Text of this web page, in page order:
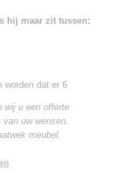
hij maar zit tussen:
worden dat er 6
wij u een offerte
uw wensen.
meubel.